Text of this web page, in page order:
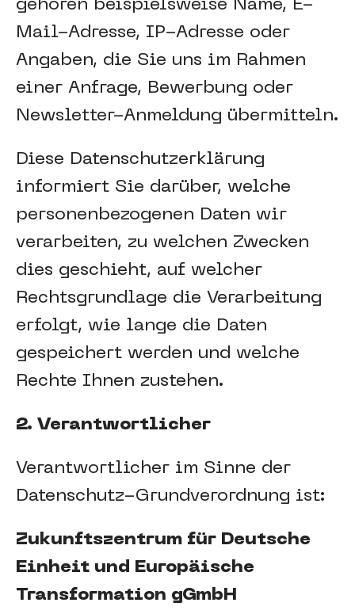
gehören beispielsweise Name, E-
Mail-Adresse, IP-Adresse oder
Angaben, die Sie uns im Rahmen
einer Anfrage, Bewerbung oder
Newsletter-Anmeldung übermitteln.
Diese Datenschutzerklärung
informiert Sie darüber, welche
personenbezogenen Daten wir
verarbeiten, zu welchen Zwecken
dies geschieht, auf welcher
Rechtsgrundlage die Verarbeitung
erfolgt, wie lange die Daten
gespeichert werden und welche
Rechte Ihnen zustehen.
2. Verantwortlicher
Verantwortlicher im Sinne der
Datenschutz-Grundverordnung ist:
Zukunftszentrum für Deutsche
Einheit und Europäische
Transformation gGmbH